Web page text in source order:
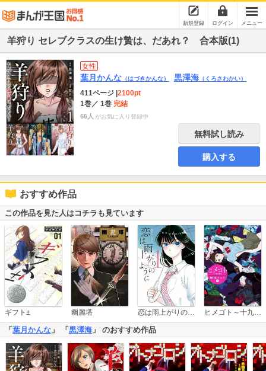
新規登録 ログイン メニュー
羊狩り セレブクラスの生け贄は、だあれ？ 合本版(1)
女性
葉月かんな （はづきかんな） 黒澤海 （くろさわかい）
411ページ 2100pt
1巻／ 1巻 完結
66人 がお気に入り登録中
無料試し読み
購入する
おすすめ作品
この作品を見た人はコチラも見ています
ギフト± 幽麗塔 恋は雨上がりのように ヒメゴト～十九歳の制服～
「 葉月かんな 」 「 黒澤海 」 のおすすめ作品